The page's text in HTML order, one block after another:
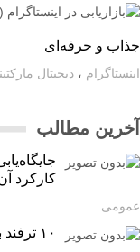
و حرفه‌ای
،دیجیتال مارکتینگ
مطالب
کارکرد آن
۱۰ ترفند برای افزایش ضریب مشارکت در اینستاگرام